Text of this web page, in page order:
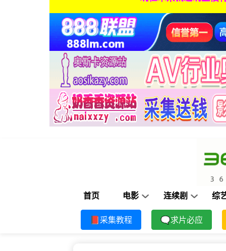
首页 电影 连续剧 综
📕采集教程 🗨求片必应